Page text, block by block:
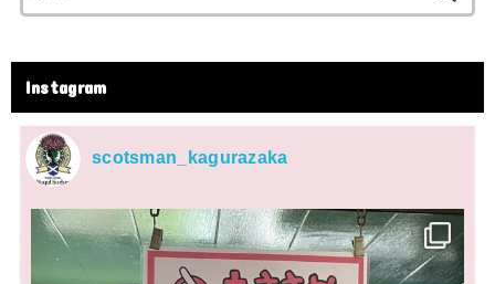
索:
Instagram
scotsman_kagurazaka